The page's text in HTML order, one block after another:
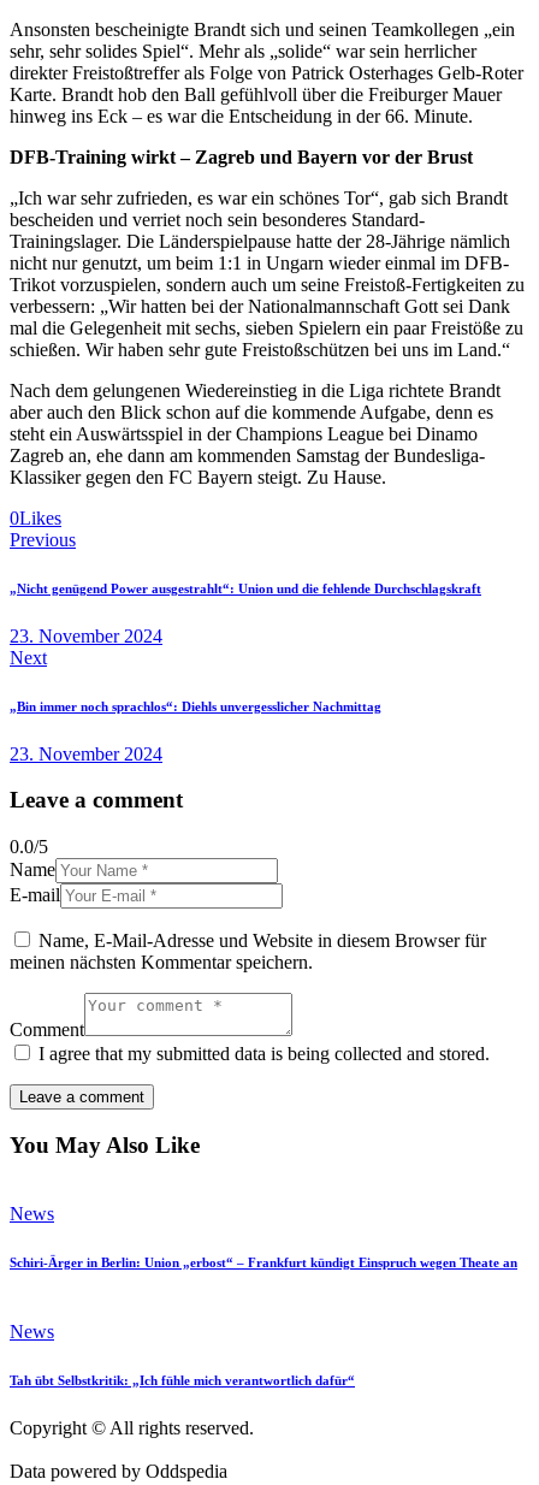
Ansonsten bescheinigte Brandt sich und seinen Teamkollegen „ein
sehr, sehr solides Spiel“. Mehr als „solide“ war sein herrlicher
direkter Freistoßtreffer als Folge von Patrick Osterhages Gelb-Roter
Karte. Brandt hob den Ball gefühlvoll über die Freiburger Mauer
hinweg ins Eck – es war die Entscheidung in der 66. Minute.
DFB-Training wirkt – Zagreb und Bayern vor der Brust
„Ich war sehr zufrieden, es war ein schönes Tor“, gab sich Brandt
bescheiden und verriet noch sein besonderes Standard-
Trainingslager. Die Länderspielpause hatte der 28-Jährige nämlich
nicht nur genutzt, um beim 1:1 in Ungarn wieder einmal im DFB-
Trikot vorzuspielen, sondern auch um seine Freistoß-Fertigkeiten zu
verbessern: „Wir hatten bei der Nationalmannschaft Gott sei Dank
mal die Gelegenheit mit sechs, sieben Spielern ein paar Freistöße zu
schießen. Wir haben sehr gute Freistoßschützen bei uns im Land.“
Nach dem gelungenen Wiedereinstieg in die Liga richtete Brandt
aber auch den Blick schon auf die kommende Aufgabe, denn es
steht ein Auswärtsspiel in der Champions League bei Dinamo
Zagreb an, ehe dann am kommenden Samstag der Bundesliga-
Klassiker gegen den FC Bayern steigt. Zu Hause.
0Likes
Beitragsnavigation
Previous
„Nicht genügend Power ausgestrahlt“: Union und die fehlende Durchschlagskraft
23. November 2024
Next
„Bin immer noch sprachlos“: Diehls unvergesslicher Nachmittag
23. November 2024
Leave a comment
0.0/5
Name
E-mail
Name, E-Mail-Adresse und Website in diesem Browser für
meinen nächsten Kommentar speichern.
Comment
I agree that my submitted data is being collected and stored.
You May Also Like
News
Schiri-Ärger in Berlin: Union „erbost“ – Frankfurt kündigt Einspruch wegen Theate an
News
Tah übt Selbstkritik: „Ich fühle mich verantwortlich dafür“
Copyright © All rights reserved.
Data powered by Oddspedia